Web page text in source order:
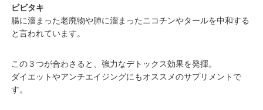
ビビタキ
腸に溜まった老廃物や肺に溜まったニコチンやタールを中和する
と言われています。
この３つが合わさると、強力なデトックス効果を発揮。
ダイエットやアンチエイジングにもオススメのサプリメントで
す。